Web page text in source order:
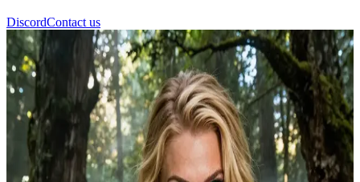
DiscordContact us